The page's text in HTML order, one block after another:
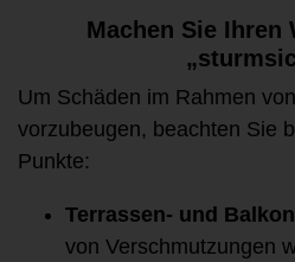
Machen Sie Ihren
Um Schäden im Rahmen
vorzubeugen, beachten Sie
Punkte:
Terrassen- und
von Verschmutzungen